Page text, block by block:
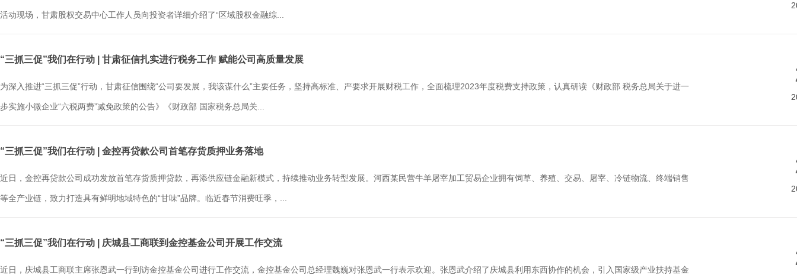
活动现场，甘肃股权交易中心工作人员向投资者详细介绍了“区域股权金融综...
“三抓三促”我们在行动 | 甘肃征信扎实进行税务工作 赋能公司高质量发展
为深入推进“三抓三促”行动，甘肃征信围绕“公司要发展，我该谋什么”主要任务，坚持高标准、严要求开展财税工作，全面梳理2023年度税费支持政策，认真研读《财政部 税务总局关于进一
步实施小微企业“六税两费”减免政策的公告》《财政部 国家税务总局关...
“三抓三促”我们在行动 | 金控再贷款公司首笔存货质押业务落地
近日，金控再贷款公司成功发放首笔存货质押贷款，再添供应链金融新模式，持续推动业务转型发展。河西某民营牛羊屠宰加工贸易企业拥有饲草、养殖、交易、屠宰、冷链物流、终端销售
等全产业链，致力打造具有鲜明地域特色的“甘味”品牌。临近春节消费旺季，...
“三抓三促”我们在行动 | 庆城县工商联到金控基金公司开展工作交流
近日，庆城县工商联主席张恩武一行到访金控基金公司进行工作交流，金控基金公司总经理魏巍对张恩武一行表示欢迎。张恩武介绍了庆城县利用东西协作的机会，引入国家级产业扶持基金